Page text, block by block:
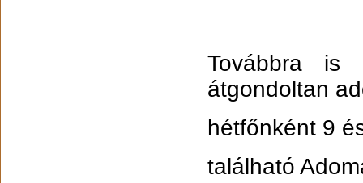
Továbbra
átgondoltan
hétfőnként 9
található